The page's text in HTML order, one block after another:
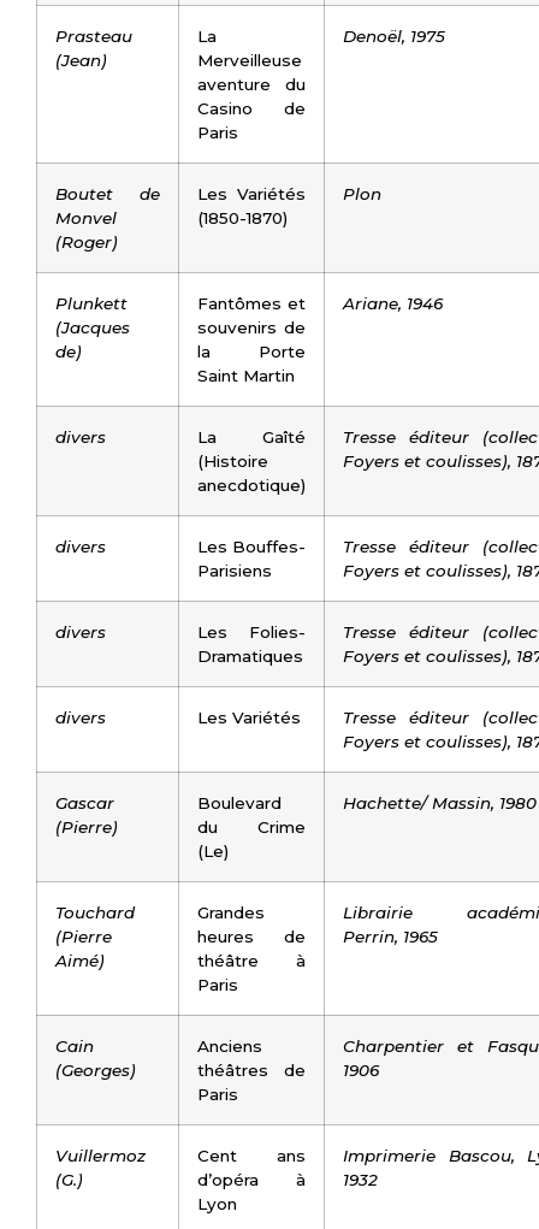
Prasteau
(Jean)
La
Merveilleuse
aventure du
Casino de
Paris
Denoël, 1975
Boutet de
Monvel
(Roger)
Les Variétés
(1850-1870)
Plon
Plunkett
(Jacques
de)
Fantômes et
souvenirs de
la Porte
Saint Martin
Ariane, 1946
divers
La Gaîté
(Histoire
anecdotique)
Tresse éditeur
Foyers et coulisses),
divers
Les Bouffes-
Parisiens
Tresse éditeur
Foyers et coulisses),
divers
Les Folies-
Dramatiques
Tresse éditeur
Foyers et coulisses),
divers Les Variétés
Tresse éditeur
Foyers et coulisses),
Gascar
(Pierre)
Boulevard
du Crime
(Le)
Hachette/ Massin, 1980
Touchard
(Pierre
Aimé)
Grandes
heures de
théâtre à
Paris
Librairie
Perrin, 1965
Cain
(Georges)
Anciens
théâtres de
Paris
Charpentier et
1906
Vuillermoz
(G.)
Cent ans
d’opéra à
Lyon
Imprimerie Bascou,
1932